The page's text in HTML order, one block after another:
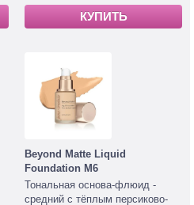
КУПИТЬ
Beyond Matte Liquid
Foundation M6
Тональная основа-флюид -
средний с тёплым персиково-